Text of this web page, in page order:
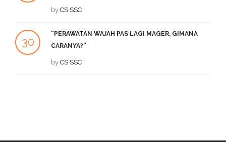
by CS SSC
30
“PERAWATAN WAJAH PAS LAGI MAGER, GIMANA
CARANYA?”
by CS SSC